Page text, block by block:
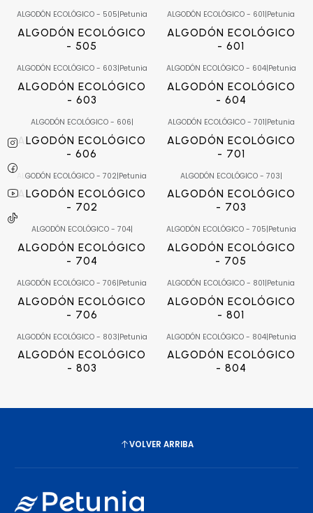
ALGODÓN ECOLÓGICO - 505|Petunia
ALGODÓN ECOLÓGICO
- 505
ALGODÓN ECOLÓGICO - 601|Petunia
ALGODÓN ECOLÓGICO
- 601
ALGODÓN ECOLÓGICO - 603|Petunia
ALGODÓN ECOLÓGICO
- 603
ALGODÓN ECOLÓGICO - 604|Petunia
ALGODÓN ECOLÓGICO
- 604
ALGODÓN ECOLÓGICO - 606|
ALGODÓN ECOLÓGICO
- 606
ALGODÓN ECOLÓGICO - 701|Petunia
ALGODÓN ECOLÓGICO
- 701
ALGODÓN ECOLÓGICO - 702|Petunia
ALGODÓN ECOLÓGICO
- 702
ALGODÓN ECOLÓGICO - 703|
ALGODÓN ECOLÓGICO
- 703
ALGODÓN ECOLÓGICO - 704|
ALGODÓN ECOLÓGICO
- 704
ALGODÓN ECOLÓGICO - 705|Petunia
ALGODÓN ECOLÓGICO
- 705
ALGODÓN ECOLÓGICO - 706|Petunia
ALGODÓN ECOLÓGICO
- 706
ALGODÓN ECOLÓGICO - 801|Petunia
ALGODÓN ECOLÓGICO
- 801
ALGODÓN ECOLÓGICO - 803|Petunia
ALGODÓN ECOLÓGICO
- 803
ALGODÓN ECOLÓGICO - 804|Petunia
ALGODÓN ECOLÓGICO
- 804
VOLVER ARRIBA